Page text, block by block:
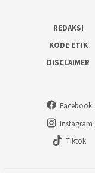
REDAKSI
KODE ETIK
DISCLAIMER
Facebook
Instagram
Tiktok